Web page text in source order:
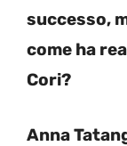
successo,
come ha
Cori?
Anna